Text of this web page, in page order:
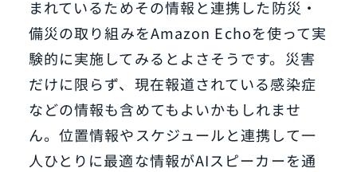
まれているためその情報と連携した防災・
備災の取り組みをAmazon Echoを使って実
験的に実施してみるとよさそうです。災害
だけに限らず、現在報道されている感染症
などの情報も含めてもよいかもしれませ
ん。位置情報やスケジュールと連携して一
人ひとりに最適な情報がAIスピーカーを通